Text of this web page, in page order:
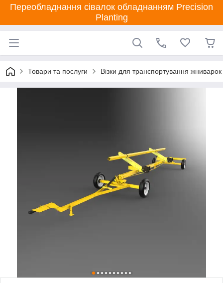
Переобладнання сівалок обладнанням Precision
Planting
Товари та послуги Візки для транспортування жниварок